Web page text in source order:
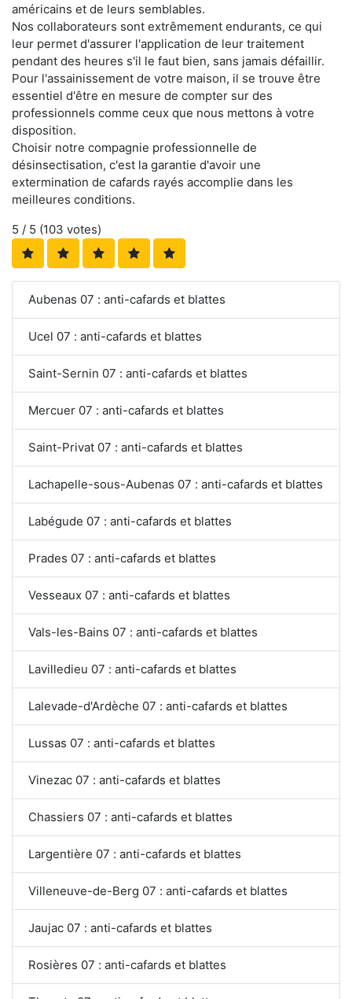
américains et de leurs semblables.
Nos collaborateurs sont extrêmement endurants, ce qui
leur permet d'assurer l'application de leur traitement
pendant des heures s'il le faut bien, sans jamais défaillir.
Pour l'assainissement de votre maison, il se trouve être
essentiel d'être en mesure de compter sur des
professionnels comme ceux que nous mettons à votre
disposition.
Choisir notre compagnie professionnelle de
désinsectisation, c'est la garantie d'avoir une
extermination de cafards rayés accomplie dans les
meilleures conditions.
5 / 5 (103 votes)
Aubenas 07 : anti-cafards et blattes
Ucel 07 : anti-cafards et blattes
Saint-Sernin 07 : anti-cafards et blattes
Mercuer 07 : anti-cafards et blattes
Saint-Privat 07 : anti-cafards et blattes
Lachapelle-sous-Aubenas 07 : anti-cafards et blattes
Labégude 07 : anti-cafards et blattes
Prades 07 : anti-cafards et blattes
Vesseaux 07 : anti-cafards et blattes
Vals-les-Bains 07 : anti-cafards et blattes
Lavilledieu 07 : anti-cafards et blattes
Lalevade-d'Ardèche 07 : anti-cafards et blattes
Lussas 07 : anti-cafards et blattes
Vinezac 07 : anti-cafards et blattes
Chassiers 07 : anti-cafards et blattes
Largentière 07 : anti-cafards et blattes
Villeneuve-de-Berg 07 : anti-cafards et blattes
Jaujac 07 : anti-cafards et blattes
Rosières 07 : anti-cafards et blattes